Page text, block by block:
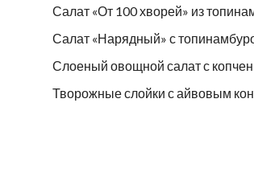
Салат «От 100 хворей» из
Салат «Нарядный» с
Слоеный овощной салат с
Творожные слойки с айвовым